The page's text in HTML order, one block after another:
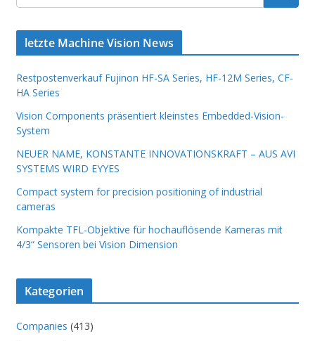
letzte Machine Vision News
Restpostenverkauf Fujinon HF-SA Series, HF-12M Series, CF-
HA Series
Vision Components präsentiert kleinstes Embedded-Vision-
System
NEUER NAME, KONSTANTE INNOVATIONSKRAFT – AUS AVI
SYSTEMS WIRD EYYES
Compact system for precision positioning of industrial
cameras
Kompakte TFL-Objektive für hochauflösende Kameras mit
4/3“ Sensoren bei Vision Dimension
Kategorien
Companies (413)